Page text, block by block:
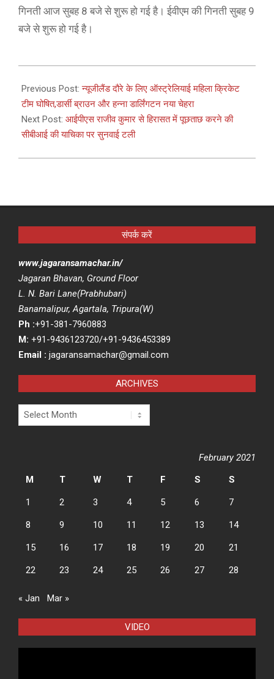
गिनती आज सुबह 8 बजे से शुरू हो गई है। ईवीएम की गिनती सुबह 9
बजे से शुरू हो गई है।
02-
23
Previous Post:न्यूजीलैंड दौरे के लिए ऑस्ट्रेलियाई महिला क्रिकेट
टीम घोषित,डार्सी ब्राउन और हन्ना डार्लिंगटन नया चेहरा
Next Post: आईपीएस राजीव कुमार से हिरासत में पूछताछ करने की
सीबीआई की याचिका पर सुनवाई टली
संपर्क करें
www.jagaransamachar.in/
Jagaran Bhavan, Ground Floor
L. N. Bari Lane(Prabhubari)
Banamalipur, Agartala, Tripura(W)
Ph :+91-381-7960883
M: +91-9436123720/+91-9436453389
Email : jagaransamachar@gmail.com
ARCHIVES
Archives
February 2021
M
T W T F S S
1 2 3 4 5 6 7
8 9 10 11 12 13 14
15 16 17 18 19 20 21
22 23 24 25 26 27 28
« Jan Mar »
VIDEO